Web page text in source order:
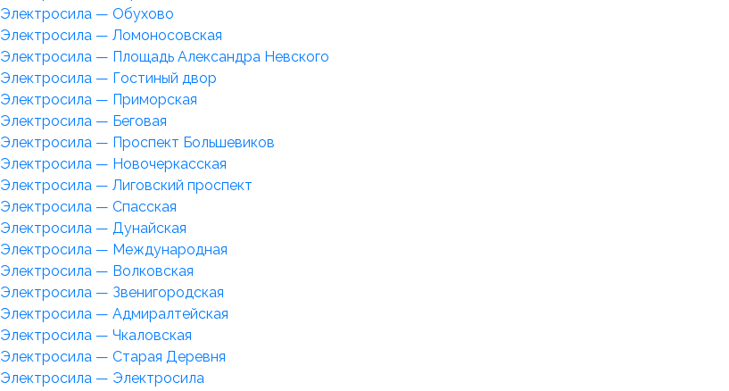
Электросила — Обухово
Электросила — Ломоносовская
Электросила — Площадь Александра Невского
Электросила — Гостиный двор
Электросила — Приморская
Электросила — Беговая
Электросила — Проспект Большевиков
Электросила — Новочеркасская
Электросила — Лиговский проспект
Электросила — Спасская
Электросила — Дунайская
Электросила — Международная
Электросила — Волковская
Электросила — Звенигородская
Электросила — Адмиралтейская
Электросила — Чкаловская
Электросила — Старая Деревня
Электросила — Электросила